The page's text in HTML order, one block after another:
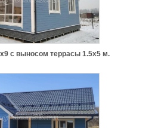
с выносом террасы 1.5х5 м.